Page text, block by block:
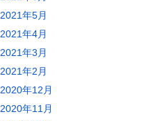
2021年5月
2021年4月
2021年3月
2021年2月
2020年12月
2020年11月